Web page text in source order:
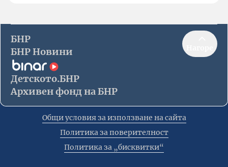
БНР
БНР Новини
Детското.БНР
Архивен фонд на БНР
Общи условия за използване на сайта
Политика за поверителност
Политика за „бисквитки“